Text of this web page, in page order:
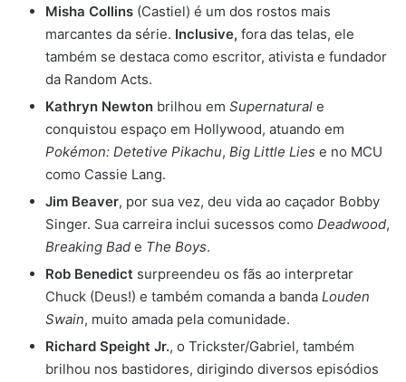
Misha Collins (Castiel) é um dos rostos mais
marcantes da série. Inclusive, fora das telas, ele
também se destaca como escritor, ativista e fundador
da Random Acts.
Kathryn Newton brilhou em Supernatural e
conquistou espaço em Hollywood, atuando em
Pokémon: Detetive Pikachu, Big Little Lies e no MCU
como Cassie Lang.
Jim Beaver, por sua vez, deu vida ao caçador Bobby
Singer. Sua carreira inclui sucessos como Deadwood,
Breaking Bad e The Boys.
Rob Benedict surpreendeu os fãs ao interpretar
Chuck (Deus!) e também comanda a banda Louden
Swain, muito amada pela comunidade.
Richard Speight Jr., o Trickster/Gabriel, também
brilhou nos bastidores, dirigindo diversos episódios